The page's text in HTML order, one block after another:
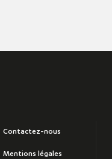
Contactez-nous
Mentions légales